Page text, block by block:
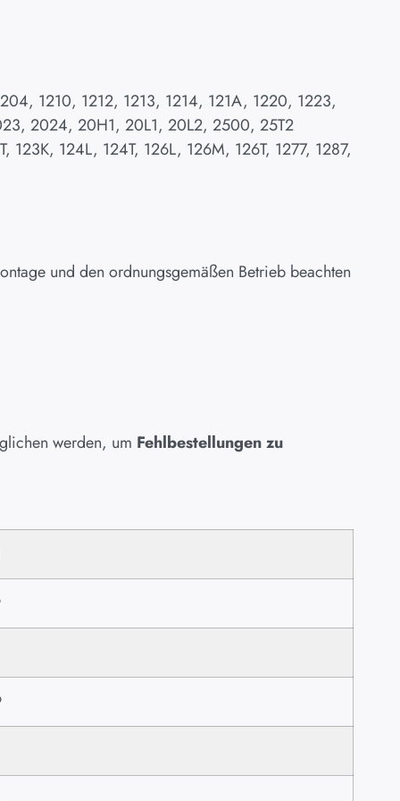
1210, 1212, 1213, 1214, 121A, 1220, 1223,
2024, 20H1, 20L1, 20L2, 2500, 25T2
124L, 124T, 126L, 126M, 126T, 1277, 1287,
und den ordnungsgemäßen Betrieb beachten
werden, um Fehlbestellungen zu